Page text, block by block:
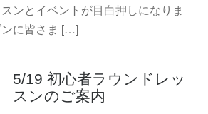
ンとイベントが目白押しになりま
に皆さま […]
5/19 初心者ラウンドレッ
スンのご案内